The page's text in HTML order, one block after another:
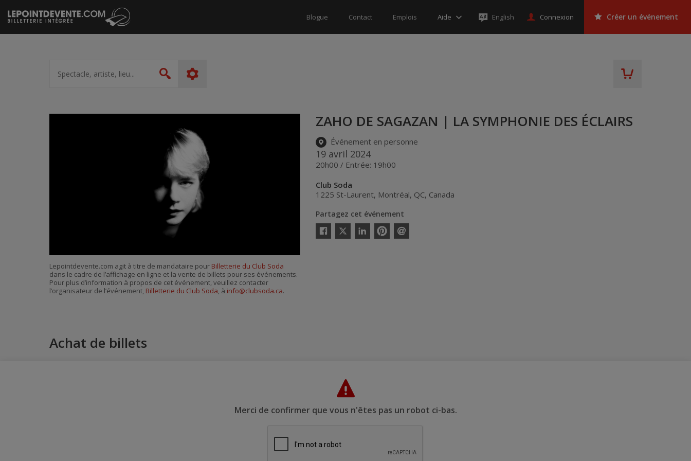
Passer
au
contenu
Blogue Contact Emplois Aide English Connexion Créer un événement
artiste,
lieu...
Rechercher
ZAHO DE SAGAZAN | LA SYMPHONIE DES ÉCLAIRS
Événement en personne
19 avril 2024
20h00 / Entrée: 19h00
Club Soda
1225 St-Laurent, Montréal, QC, Canada
Partagez cet événement
Facebook
Twitter
LinkedinPinterestEnvoyer
Lepointdevente.com agit à titre de mandataire pour Billetterie du Club Soda
dans le cadre de l’affichage en ligne et la vente de billets pour ses événements.
Pour plus d’information à propos de cet événement, veuillez contacter
l’organisateur de l’événement, Billetterie du Club Soda, à info@clubsoda.ca.
Achat de billets
Merci de confirmer que vous n'êtes pas un robot ci-bas.